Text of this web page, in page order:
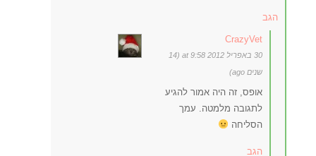
הגב
CrazyVet
30 באפריל 2012 at 9:58 (14
שנים ago)
אופס, זה היה אמור להגיע
לתגובה מלמטה. עמך
הסליחה
הגב